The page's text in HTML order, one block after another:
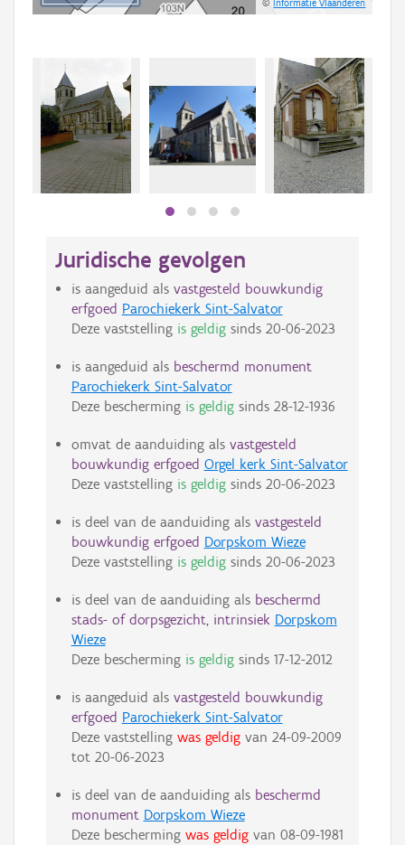
©Informatie Vlaanderen
Juridische gevolgen
is aangeduid als vastgesteld bouwkundig
erfgoed Parochiekerk Sint-Salvator
Deze vaststelling is geldigsinds 20-06-2023
is aangeduid als beschermd monument
Parochiekerk Sint-Salvator
Deze bescherming is geldigsinds 28-12-1936
omvat de aanduiding als vastgesteld
bouwkundig erfgoed Orgel kerk Sint-Salvator
Deze vaststelling is geldigsinds 20-06-2023
is deel van de aanduiding als vastgesteld
bouwkundig erfgoed Dorpskom Wieze
Deze vaststelling is geldigsinds 20-06-2023
is deel van de aanduiding als beschermd
stads- of dorpsgezicht, intrinsiek Dorpskom
Wieze
Deze bescherming is geldigsinds 17-12-2012
is aangeduid als vastgesteld bouwkundig
erfgoed Parochiekerk Sint-Salvator
Deze vaststelling was geldigvan 24-09-2009
tot 20-06-2023
is deel van de aanduiding als beschermd
monument Dorpskom Wieze
Deze bescherming was geldigvan 08-09-1981